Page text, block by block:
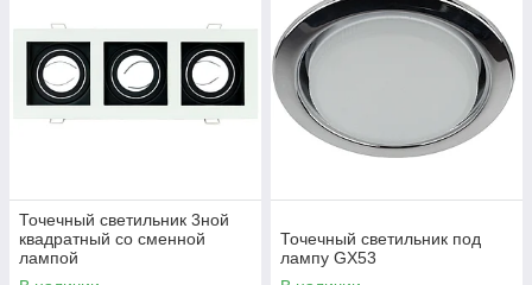
Точечный светильник 3ной
квадратный со сменной
лампой
Точечный светильник под
лампу GX53